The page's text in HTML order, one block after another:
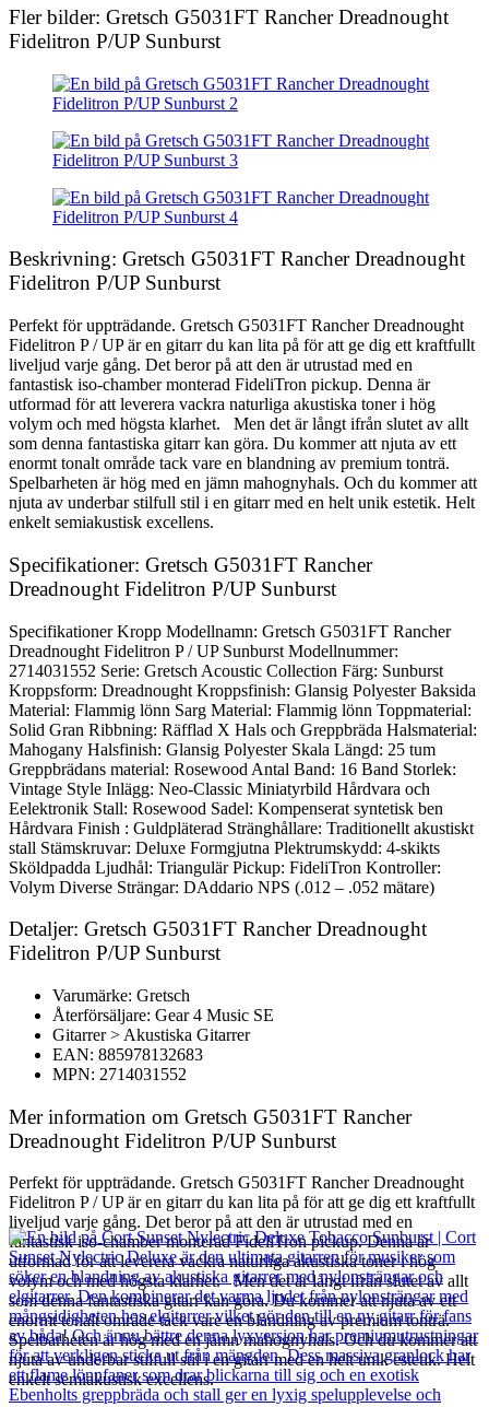
Fler bilder: Gretsch G5031FT Rancher Dreadnought
Fidelitron P/UP Sunburst
Beskrivning: Gretsch G5031FT Rancher Dreadnought
Fidelitron P/UP Sunburst
Perfekt för uppträdande. Gretsch G5031FT Rancher Dreadnought
Fidelitron P / UP är en gitarr du kan lita på för att ge dig ett kraftfullt
liveljud varje gång. Det beror på att den är utrustad med en
fantastisk iso-chamber monterad FideliTron pickup. Denna är
utformad för att leverera vackra naturliga akustiska toner i hög
volym och med högsta klarhet. Men det är långt ifrån slutet av allt
som denna fantastiska gitarr kan göra. Du kommer att njuta av ett
enormt tonalt område tack vare en blandning av premium tonträ.
Spelbarheten är hög med en jämn mahognyhals. Och du kommer att
njuta av underbar stilfull stil i en gitarr med en helt unik estetik. Helt
enkelt semiakustisk excellens.
Specifikationer: Gretsch G5031FT Rancher
Dreadnought Fidelitron P/UP Sunburst
Specifikationer Kropp Modellnamn: Gretsch G5031FT Rancher
Dreadnought Fidelitron P / UP Sunburst Modellnummer:
2714031552 Serie: Gretsch Acoustic Collection Färg: Sunburst
Kroppsform: Dreadnought Kroppsfinish: Glansig Polyester Baksida
Material: Flammig lönn Sarg Material: Flammig lönn Toppmaterial:
Solid Gran Ribbning: Räfflad X Hals och Greppbräda Halsmaterial:
Mahogany Halsfinish: Glansig Polyester Skala Längd: 25 tum
Greppbrädans material: Rosewood Antal Band: 16 Band Storlek:
Vintage Style Inlägg: Neo-Classic Miniatyrbild Hårdvara och
Eelektronik Stall: Rosewood Sadel: Kompenserat syntetisk ben
Hårdvara Finish : Guldpläterad Stränghållare: Traditionellt akustiskt
stall Stämskruvar: Deluxe Formgjutna Plektrumskydd: 4-skikts
Sköldpadda Ljudhål: Triangulär Pickup: FideliTron Kontroller:
Volym Diverse Strängar: DAddario NPS (.012 – .052 mätare)
Detaljer: Gretsch G5031FT Rancher Dreadnought
Fidelitron P/UP Sunburst
Varumärke: Gretsch
Återförsäljare: Gear 4 Music SE
Gitarrer > Akustiska Gitarrer
EAN: 885978132683
MPN: 2714031552
Mer information om Gretsch G5031FT Rancher
Dreadnought Fidelitron P/UP Sunburst
Perfekt för uppträdande. Gretsch G5031FT Rancher Dreadnought
Fidelitron P / UP är en gitarr du kan lita på för att ge dig ett kraftfullt
liveljud varje gång. Det beror på att den är utrustad med en
fantastisk iso-chamber monterad FideliTron pickup. Denna är
utformad för att leverera vackra naturliga akustiska toner i hög
volym och med högsta klarhet. Men det är långt ifrån slutet av allt
som denna fantastiska gitarr kan göra. Du kommer att njuta av ett
enormt tonalt område tack vare en blandning av premium tonträ.
Spelbarheten är hög med en jämn mahognyhals. Och du kommer att
njuta av underbar stilfull stil i en gitarr med en helt unik estetik. Helt
enkelt semiakustisk excellens.